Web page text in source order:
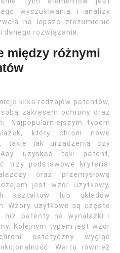
wyszukiwania i analizy
na lepsze zrozumienie
rozwiązania.
między różnymi
kilka rodzajów patentów,
zakresem ochrony oraz
Najpopularniejszym typem
który chroni nowe
takie jak urządzenia czy
Aby uzyskać taki patent,
trzy podstawowe kryteria:
oraz przemysłową
jest wzór użytkowy,
kształtów lub układów
Wzory użytkowe są często
niż patenty na wynalazki i
Kolejnym typem jest wzór
estetyczny wygląd
Warto również